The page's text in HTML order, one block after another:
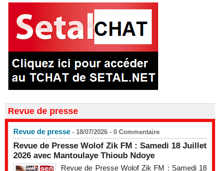
Revue de presse
Revue de presse - 18/07/2026 - 0 Commentaire
Revue de Presse Wolof Zik FM : Samedi 18 Juillet
2026 avec Mantoulaye Thioub Ndoye
Revue de Presse Wolof Zik FM : Samedi 18